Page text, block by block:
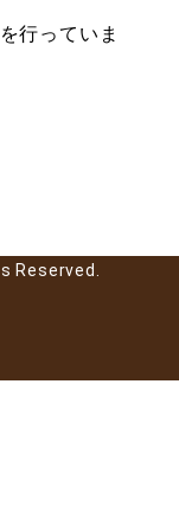
行っていま
Reserved.